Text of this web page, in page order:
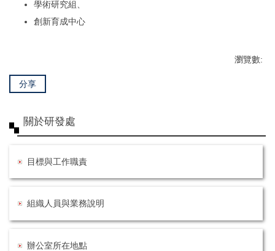
學術研究組、
創新育成中心
瀏覽數:
分享
關於研發處
目標與工作職責
組織人員與業務說明
辦公室所在地點